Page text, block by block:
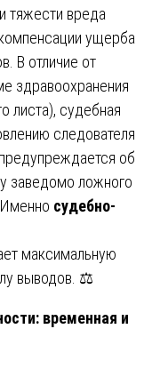
тяжести вреда
ущерба
В отличие от
здравоохранения
листа), судебная
следователя
об
заведомо ложного
судебно-
максимальную
выводов. ⚖️
временная и